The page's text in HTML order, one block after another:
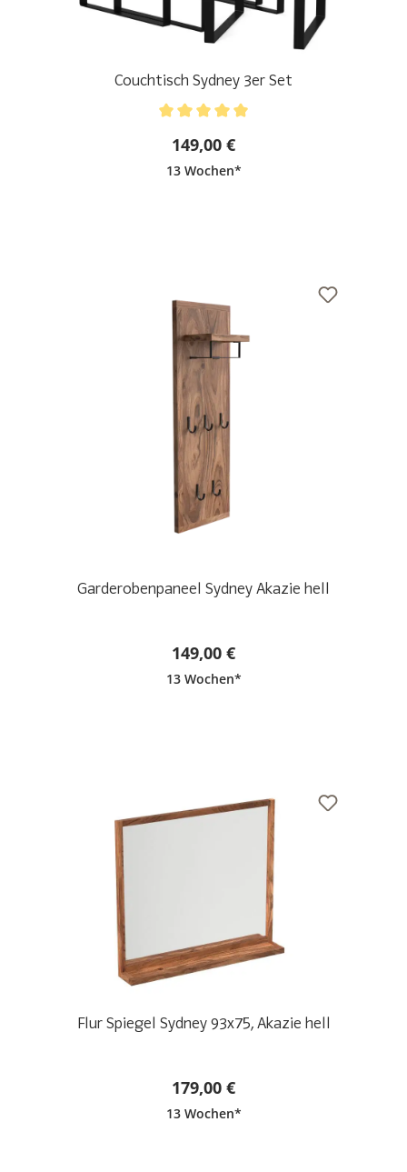
Couchtisch Sydney 3er Set
149,00 €
13 Wochen*
Garderobenpaneel Sydney Akazie hell
149,00 €
13 Wochen*
Flur Spiegel Sydney 93x75, Akazie hell
179,00 €
13 Wochen*